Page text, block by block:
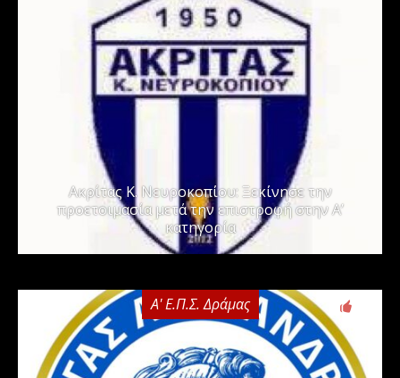
Ακρίτας Κ. Νευροκοπίου: Ξεκίνησε την
προετοιμασία μετά την επιστροφή στην Α’
κατηγορία
Α' Ε.Π.Σ. Δράμας